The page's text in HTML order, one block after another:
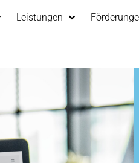
Leistungen